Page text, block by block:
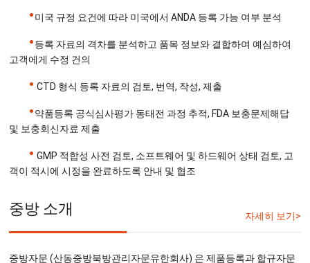
•미국 규정 요건에 따라 미국에서 ANDA 등록 가능 여부 분석
•등록 자료의 격차를 분석하고 품목 정보와 결합하여 예심하여
고객에게 수정 건의
• CTD 형식 등록 자료의 검토, 번역, 작성, 제출
•약품등록 공식심사평가 동태전 과정 추적, FDA 보충문제해답
및 보충회신자료 제출
• GMP 적합성 사전 검토, 소프트웨어 및 하드웨어 상태 검토, 고
객이 적시에 시정을 완료하도록 안내 및 협조
중방 소개 자세히 보기>
중방자문 (산동중방북방관리자문유한회사) 은 제품등록과 합규자문